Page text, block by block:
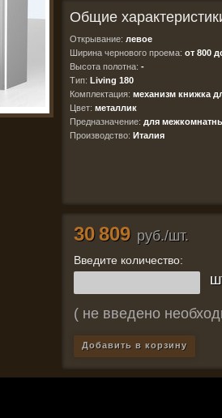
Общие
Открывание: левое
Ширина чернового проема: от 800
Высота полотна: -
Тип: Living 180
Комплектация: механизм книжка
Цвет: металлик
Предназначение: для
Производство: Италия
30 809 руб./шт.
Введите количество:
( не введено
Добавить в корзину